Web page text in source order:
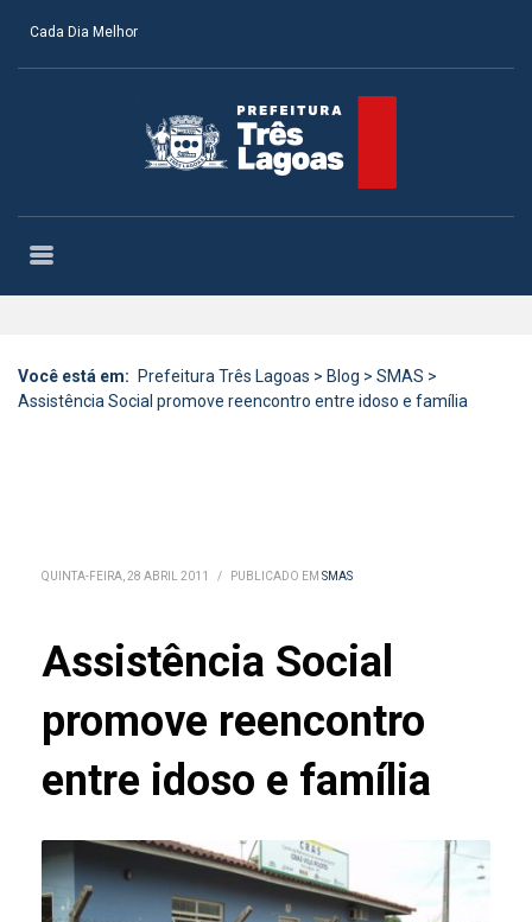
Cada Dia Melhor
Você está em: Prefeitura Três Lagoas > Blog > SMAS >
Assistência Social promove reencontro entre idoso e família
QUINTA-FEIRA, 28 ABRIL 2011 / PUBLICADO EM SMAS
Assistência Social
promove reencontro
entre idoso e família